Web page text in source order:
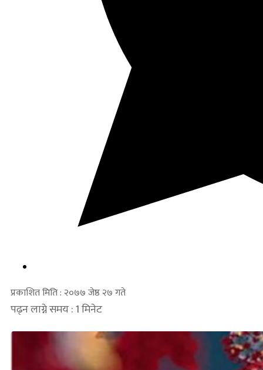
प्रकाशित मिति : २०७७ जेष्ठ २७ गते
पढ्न लाग्ने समय : 1 मिनेट